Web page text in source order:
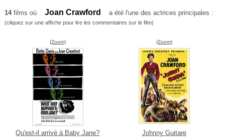
14films où Joan Crawford a été l'une des actrices principales :
(cliquez sur une affiche pour lire les commentaires sur le film)
(Zoom)
Qu'est-il arrivé à Baby Jane?
(Zoom)
Johnny Guitare